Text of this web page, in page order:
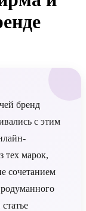
бренд
с этим
тех марок,
сочетанием